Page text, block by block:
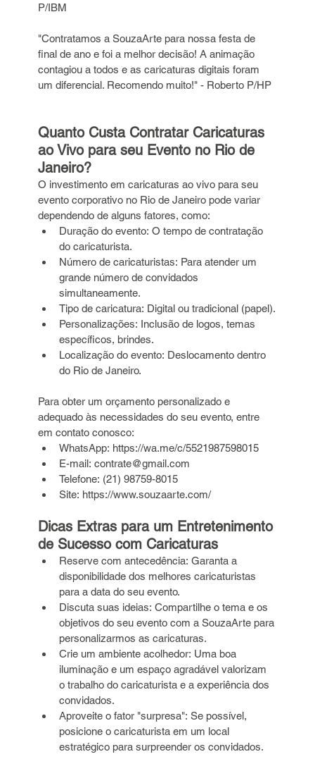
P/IBM
"Contratamos a SouzaArte para nossa festa de
final de ano e foi a melhor decisão! A animação
contagiou a todos e as caricaturas digitais foram
um diferencial. Recomendo muito!" - Roberto P/HP
Quanto Custa Contratar Caricaturas
ao Vivo para seu Evento no Rio de
Janeiro?
O investimento em caricaturas ao vivo para seu
evento corporativo no Rio de Janeiro pode variar
dependendo de alguns fatores, como:
Duração do evento: O tempo de contratação
do caricaturista.
Número de caricaturistas: Para atender um
grande número de convidados
simultaneamente.
Tipo de caricatura: Digital ou tradicional (papel).
Personalizações: Inclusão de logos, temas
específicos, brindes.
Localização do evento: Deslocamento dentro
do Rio de Janeiro.
Para obter um orçamento personalizado e
adequado às necessidades do seu evento, entre
em contato conosco:
WhatsApp: https://wa.me/c/5521987598015
E-mail: contrate@gmail.com
Telefone: (21) 98759-8015
Site: https://www.souzaarte.com/
Dicas Extras para um Entretenimento
de Sucesso com Caricaturas
Reserve com antecedência: Garanta a
disponibilidade dos melhores caricaturistas
para a data do seu evento.
Discuta suas ideias: Compartilhe o tema e os
objetivos do seu evento com a SouzaArte para
personalizarmos as caricaturas.
Crie um ambiente acolhedor: Uma boa
iluminação e um espaço agradável valorizam
o trabalho do caricaturista e a experiência dos
convidados.
Aproveite o fator "surpresa": Se possível,
posicione o caricaturista em um local
estratégico para surpreender os convidados.